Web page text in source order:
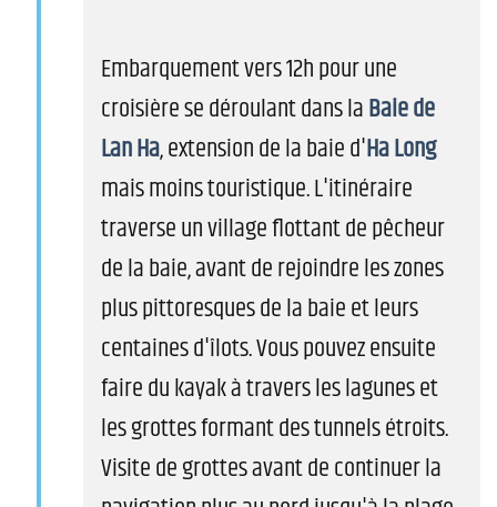
Embarquement vers 12h pour une
croisière se déroulant dans laBaie de
Lan Ha, extension de la baie d'Ha Long
mais moins touristique. L'itinéraire
traverse un village flottant de pêcheur
de la baie, avant de rejoindre les zones
plus pittoresques de la baie et leurs
centaines d'îlots. Vous pouvez ensuite
faire du kayak à travers les lagunes et
les grottes formant des tunnels étroits.
Visite de grottes avant de continuer la